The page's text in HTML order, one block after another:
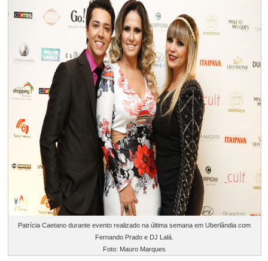
Patrícia Caetano durante evento realizado na última semana em Uberlândia com
Fernando Prado e DJ Lalá.
Foto: Mauro Marques